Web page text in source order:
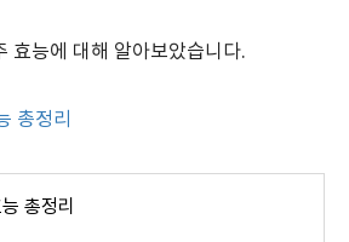
효능에 대해 알아보았습니다.
총정리
총정리